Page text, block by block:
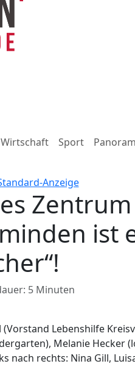
Wirtschaft Sport
ist
5 Minuten
Lebenshilfe
Melanie Hecker
nach rechts: Nina Gill,